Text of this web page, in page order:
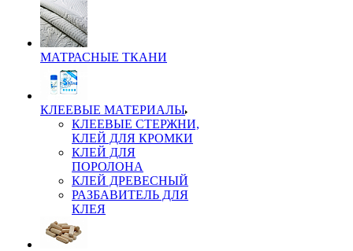
МАТРАСНЫЕ ТКАНИ
КЛЕЕВЫЕ МАТЕРИАЛЫ
КЛЕЕВЫЕ СТЕРЖНИ,
КЛЕЙ ДЛЯ КРОМКИ
КЛЕЙ ДЛЯ
ПОРОЛОНА
КЛЕЙ ДРЕВЕСНЫЙ
РАЗБАВИТЕЛЬ ДЛЯ
КЛЕЯ